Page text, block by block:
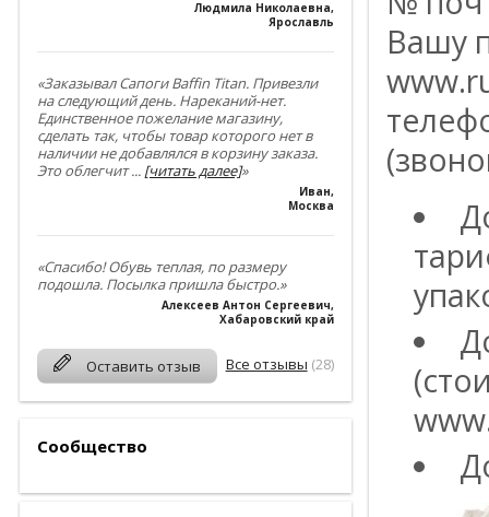
Людмила Николаевна,
Ярославль
«Заказывал Сапоги Baffin Titan. Привезли
на следующий день. Нареканий-нет.
Единственное пожелание магазину,
сделать так, чтобы товар которого нет в
наличии не добавлялся в корзину заказа.
Это облегчит... [читать далее]»
Иван,
Москва
«Спасибо! Обувь теплая, по размеру
подошла. Посылка пришла быстро.»
Алексеев Антон Сергеевич,
Хабаровский край
Оставить отзыв Все отзывы (28)
Сообщество
Вашу